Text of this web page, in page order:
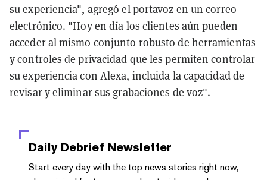
su experiencia", agregó el portavoz en un correo
electrónico. "Hoy en día los clientes aún pueden
acceder al mismo conjunto robusto de herramientas
y controles de privacidad que les permiten controlar
su experiencia con Alexa, incluida la capacidad de
revisar y eliminar sus grabaciones de voz".
Daily Debrief Newsletter
Start every day with the top news stories right now,